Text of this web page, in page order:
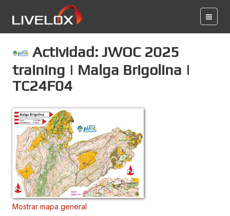
Actividad: JWOC 2025
training | Malga Brigolina |
TC24F04
Mostrar mapa general